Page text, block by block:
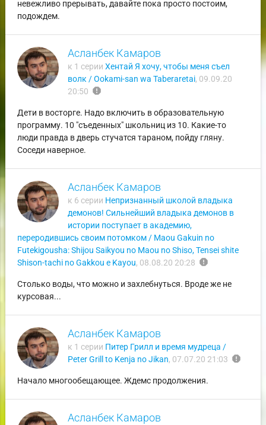
невежливо прерывать, давайте пока просто постоим,
подождем.
Асланбек Камаров
к 1 серии Хентай Я хочу, чтобы меня съел
волк / Ookami-san wa Taberaretai, 09.09.20
20:50 report
Дети в восторге. Надо включить в образовательную
программу. 10 "съеденных" школьниц из 10. Какие-то
люди правда в дверь стучатся тараном, пойду гляну.
Соседи наверное.
Асланбек Камаров
к 6 серии Непризнанный школой владыка
демонов! Сильнейший владыка демонов в
истории поступает в академию,
переродившись своим потомком / Maou Gakuin no
Futekigousha: Shijou Saikyou no Maou no Shiso, Tensei shite
Shison-tachi no Gakkou e Kayou, 08.08.20 20:28 report
Столько воды, что можно и захлебнуться. Вроде же не
курсовая...
Асланбек Камаров
к 1 серии Питер Грилл и время мудреца /
Peter Grill to Kenja no Jikan, 07.07.20 21:03 report
Начало многообещающее. Ждемс продолжения.
Асланбек Камаров